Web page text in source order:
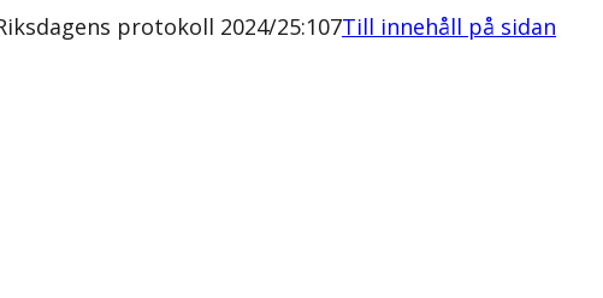
protokoll 2024/25:107Till innehåll på sidan